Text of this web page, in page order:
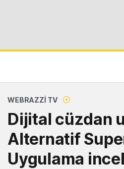
WEBRAZZI TV
Dijital cüzdan
Alternatif
Uygulama